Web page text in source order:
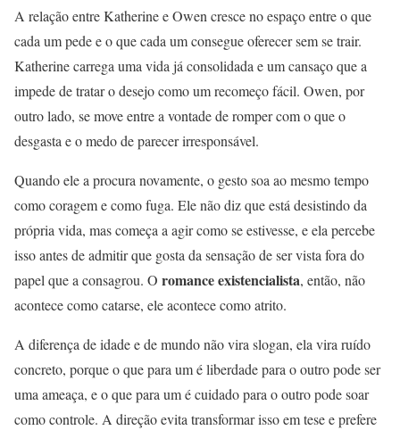
A relação entre Katherine e Owen cresce no espaço entre o que
cada um pede e o que cada um consegue oferecer sem se trair.
Katherine carrega uma vida já consolidada e um cansaço que a
impede de tratar o desejo como um recomeço fácil. Owen, por
outro lado, se move entre a vontade de romper com o que o
desgasta e o medo de parecer irresponsável.
Quando ele a procura novamente, o gesto soa ao mesmo tempo
como coragem e como fuga. Ele não diz que está desistindo da
própria vida, mas começa a agir como se estivesse, e ela percebe
isso antes de admitir que gosta da sensação de ser vista fora do
papel que a consagrou. O romance existencialista, então, não
acontece como catarse, ele acontece como atrito.
A diferença de idade e de mundo não vira slogan, ela vira ruído
concreto, porque o que para um é liberdade para o outro pode ser
uma ameaça, e o que para um é cuidado para o outro pode soar
como controle. A direção evita transformar isso em tese e prefere